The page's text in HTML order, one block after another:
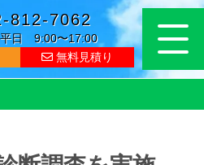
812-7062
日 9:00〜17:00
無料見積り